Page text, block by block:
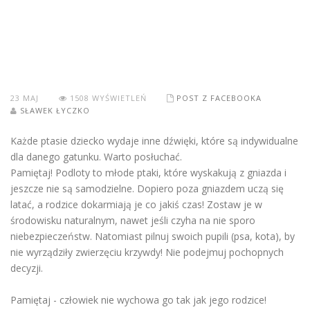
23 MAJ 1508 WYŚWIETLEŃ
POST Z FACEBOOKA
SŁAWEK ŁYCZKO
Każde ptasie dziecko wydaje inne dźwięki, które są indywidualne
dla danego gatunku. Warto posłuchać.
Pamiętaj! Podloty to młode ptaki, które wyskakują z gniazda i
jeszcze nie są samodzielne. Dopiero poza gniazdem uczą się
latać, a rodzice dokarmiają je co jakiś czas! Zostaw je w
środowisku naturalnym, nawet jeśli czyha na nie sporo
niebezpieczeństw. Natomiast pilnuj swoich pupili (psa, kota), by
nie wyrządziły zwierzęciu krzywdy! Nie podejmuj pochopnych
decyzji.
Pamiętaj - człowiek nie wychowa go tak jak jego rodzice!